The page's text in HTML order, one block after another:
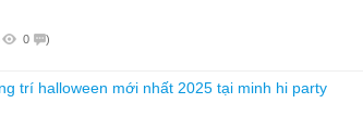
0 )
trí halloween mới nhất 2025 tại minh hi party